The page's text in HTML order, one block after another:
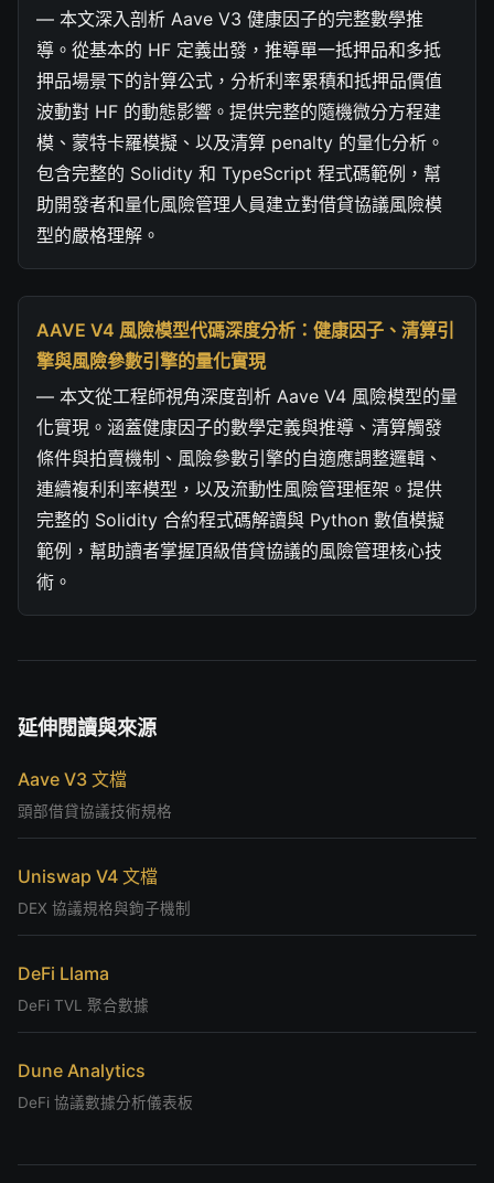
— 本文深入剖析 Aave V3 健康因子的完整數學推
導。從基本的 HF 定義出發，推導單一抵押品和多抵
押品場景下的計算公式，分析利率累積和抵押品價值
波動對 HF 的動態影響。提供完整的隨機微分方程建
模、蒙特卡羅模擬、以及清算 penalty 的量化分析。
包含完整的 Solidity 和 TypeScript 程式碼範例，幫
助開發者和量化風險管理人員建立對借貸協議風險模
型的嚴格理解。
AAVE V4 風險模型代碼深度分析：健康因子、清算引
擎與風險參數引擎的量化實現
— 本文從工程師視角深度剖析 Aave V4 風險模型的量
化實現。涵蓋健康因子的數學定義與推導、清算觸發
條件與拍賣機制、風險參數引擎的自適應調整邏輯、
連續複利利率模型，以及流動性風險管理框架。提供
完整的 Solidity 合約程式碼解讀與 Python 數值模擬
範例，幫助讀者掌握頂級借貸協議的風險管理核心技
術。
延伸閱讀與來源
Aave V3 文檔
頭部借貸協議技術規格
Uniswap V4 文檔
DEX 協議規格與鉤子機制
DeFi Llama
DeFi TVL 聚合數據
Dune Analytics
DeFi 協議數據分析儀表板